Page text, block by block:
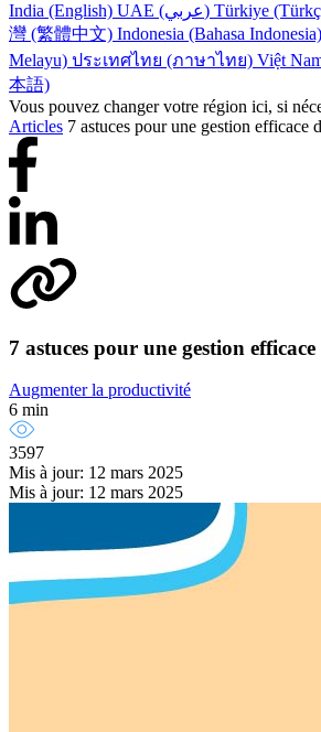
India (English)
UAE (عربي) Türkiye
灣 (繁體中文) Indonesia (Bahasa Indonesia)
Melayu) ประเทศไทย (ภาษาไทย) Việt
本語)
Vous pouvez changer votre région ici, si
Articles 7 astuces pour une gestion efficace
7 astuces pour une gestion
Augmenter la productivité
6 min
3597
Mis à jour: 12 mars 2025
Mis à jour: 12 mars 2025